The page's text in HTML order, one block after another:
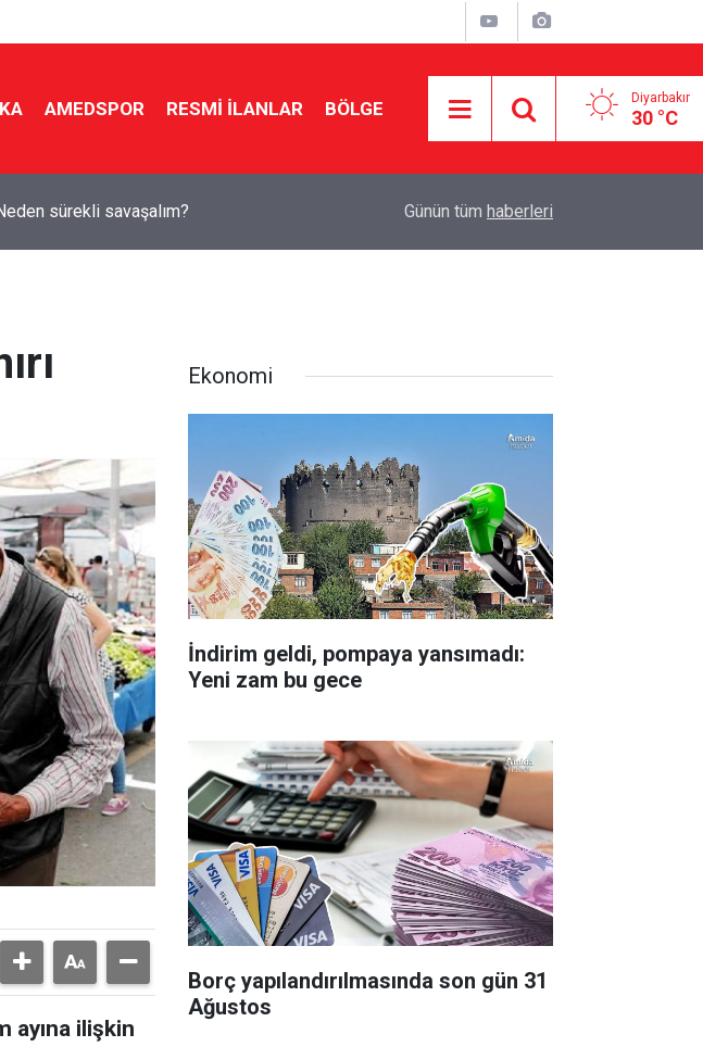
AMEDSPOR RESMI İLANLAR BÖLGE Diyarbakır
30 °C
Bakanlığına başvuru Meclis'te ‘Demirtaş’ gerilimi: 'O sizin kullanışlı
Günün tüm haberleri
ayına ilişkin
Ekonomi
İndirim geldi, pompaya yansımadı:
Yeni zam bu gece
Borç yapılandırılmasında son gün 31
Ağustos